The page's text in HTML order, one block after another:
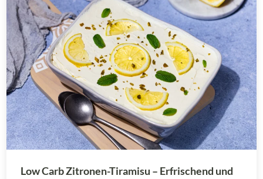
Low Carb Zitronen-Tiramisu – Erfrischend und